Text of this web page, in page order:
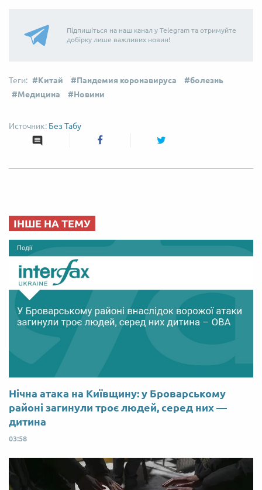
Підпишіться на наш канал у Telegram та отримуйте
добірку лише важливих новин!
Китай Пандемия коронавируса
болезнь
Медицина
Новини
Без Табу
ІНШЕ НА ТЕМУ
Нічна атака на Київщину: у Броварському
районі загинули троє людей, серед них —
дитина
03:58